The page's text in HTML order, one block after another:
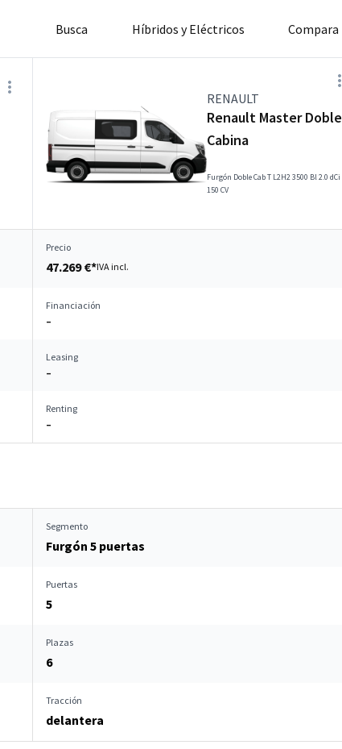
Busca Híbridos y Eléctricos Compara
RENAULT
Renault Master Doble
Cabina
Furgón Doble Cab T L2H2 3500 Bl 2.0 dCi
150 CV
Precio
47.269 €*IVA incl.
Financiación
–
Leasing
–
Renting
–
Segmento
Furgón 5 puertas
Puertas
5
Plazas
6
Tracción
delantera